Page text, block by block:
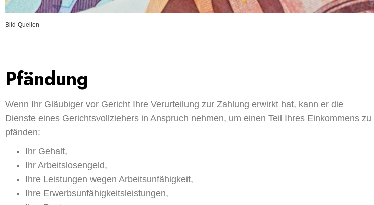
Bild-Quellen
Pfändung
Wenn Ihr Gläubiger vor Gericht Ihre Verurteilung zur Zahlung erwirkt hat, kann er die
Dienste eines Gerichtsvollziehers in Anspruch nehmen, um einen Teil Ihres Einkommens zu
pfänden:
Ihr Gehalt,
Ihr Arbeitslosengeld,
Ihre Leistungen wegen Arbeitsunfähigkeit,
Ihre Erwerbsunfähigkeitsleistungen,